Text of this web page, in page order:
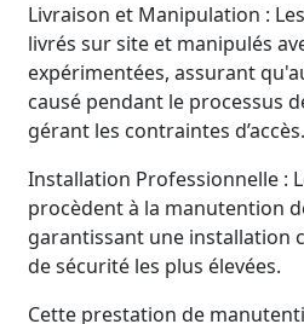
Livraison et Manipulation :
livrés sur site et manipulés
expérimentées, assurant
causé pendant le processus
gérant les contraintes d’accès.
Installation Professionnelle :
procèdent à la manutention
garantissant une installation
de sécurité les plus élevées.
Cette prestation de